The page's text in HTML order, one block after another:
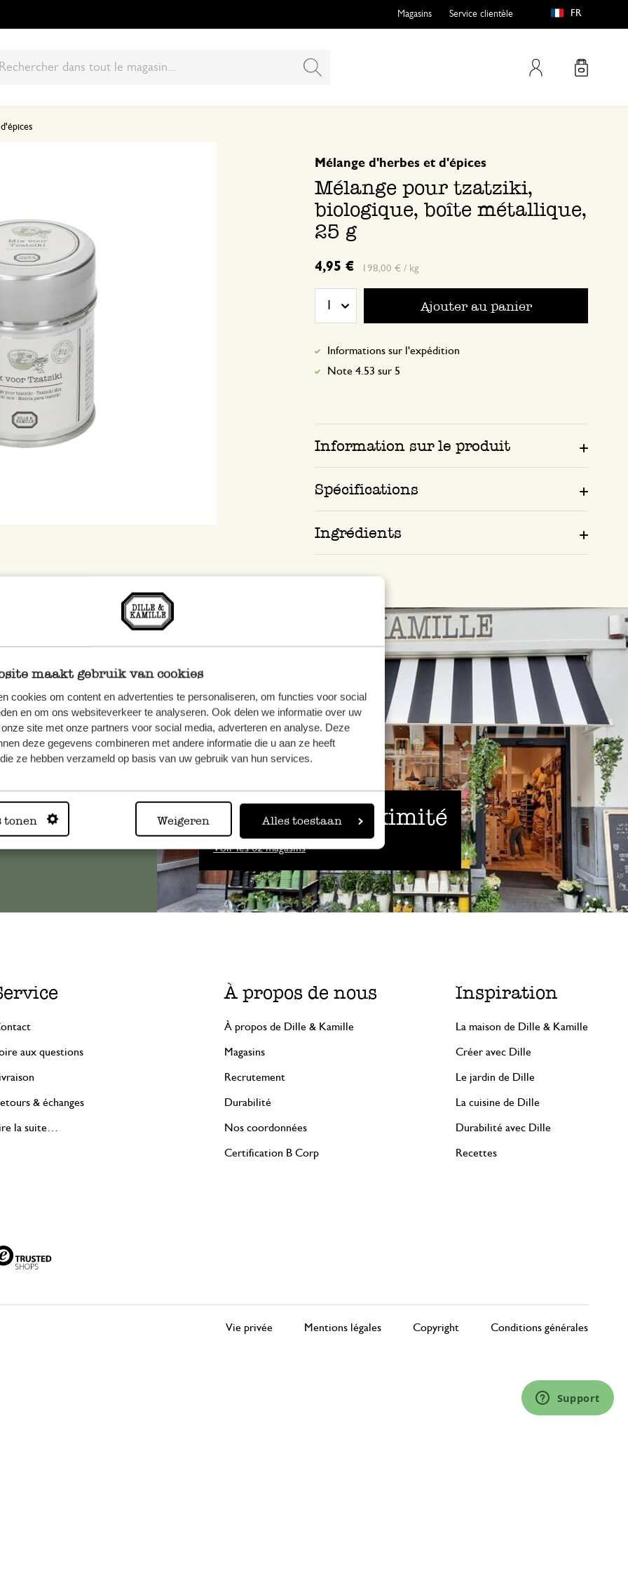
maakt gebruik van cookies
cookies om content en advertenties te personaliseren, om functies voor social
en om ons websiteverkeer te analyseren. Ook delen we informatie over uw
site met onze partners voor social media, adverteren en analyse. Deze
deze gegevens combineren met andere informatie die u aan ze heeft
ze hebben verzameld op basis van uw gebruik van hun services.
tonen Weigeren Alles toestaan
Mon compte
Magasins Service clientèle FR
Mélange pour tzatziki,
biologique, boîte métallique,
25 g
Mélange d'herbes et d'épices
4,95 € 198,00 € / kg
Ajouter au panier
Informations sur l'expédition
Note 4.53 sur 5
Information sur le produit
Spécifications
Ingrédients
Toujours à proximité
Voir les 62 magasins
veuillez
.
aux questions
& échanges
la suite…
À propos de nous
À propos de Dille & Kamille
Magasins
Recrutement
Durabilité
Nos coordonnées
Certification B Corp
Inspiration
La maison de Dille & Kamille
Créer avec Dille
Le jardin de Dille
La cuisine de Dille
Durabilité avec Dille
Recettes
Vie privée Mentions légales Copyright Conditions générales
Support